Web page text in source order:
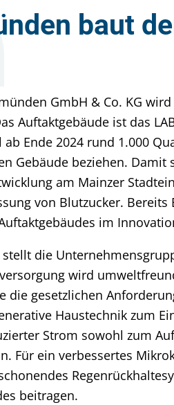
baut
GmbH & Co. KG
Auftaktgebäude ist das
ab Ende 2024 rund 1.000
Gebäude beziehen.
am Mainzer
von Blutzucker.
im
stellt die
wird
die gesetzlichen
Haustechnik zum
Strom sowohl zum
Für ein verbessertes
beitragen.